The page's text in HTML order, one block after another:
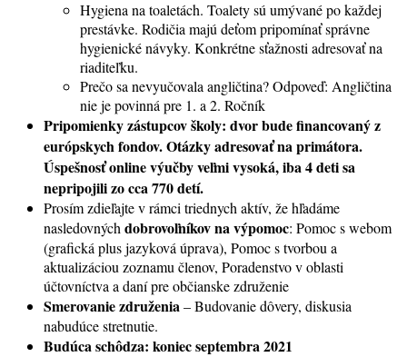
Hygiena na toaletách. Toalety sú umývané po každej
prestávke. Rodičia majú deťom pripomínať správne
hygienické návyky. Konkrétne sťažnosti adresovať na
riaditeľku.
Prečo sa nevyučovala angličtina? Odpoveď: Angličtina
nie je povinná pre 1. a 2. Ročník
Pripomienky zástupcov školy: dvor bude financovaný z
európskych fondov. Otázky adresovať na primátora.
Úspešnosť online výučby veľmi vysoká, iba 4 deti sa
nepripojili zo cca 770 detí.
Prosím zdieľajte v rámci triednych aktív, že hľadáme
nasledovných dobrovoľníkov na výpomoc: Pomoc s webom
(grafická plus jazyková úprava), Pomoc s tvorbou a
aktualizáciou zoznamu členov, Poradenstvo v oblasti
účtovníctva a daní pre občianske združenie
Smerovanie združenia– Budovanie dôvery, diskusia
nabudúce stretnutie.
Budúca schôdza: koniec septembra 2021